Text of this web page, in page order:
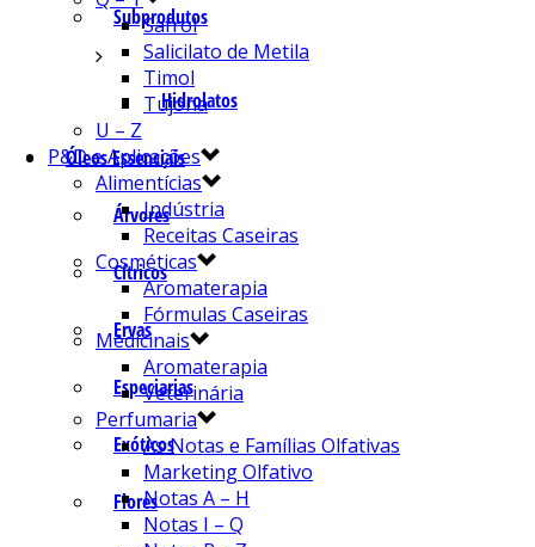
Subprodutos
Hidrolatos
Óleos Essenciais
Árvores
Cítricos
Ervas
Especiarias
Exóticos
Flores
Safrol
Salicilato de Metila
Timol
Tujona
U – Z
P&D e Aplicações
Alimentícias
Indústria
Receitas Caseiras
Cosméticas
Aromaterapia
Fórmulas Caseiras
Medicinais
Aromaterapia
Veterinária
Perfumaria
As Notas e Famílias Olfativas
Marketing Olfativo
Notas A – H
Notas I – Q